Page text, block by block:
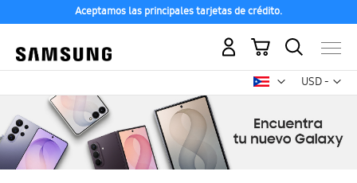
Aceptamos las principales tarjetas de crédito.
USD -
dólar
Mi carrito